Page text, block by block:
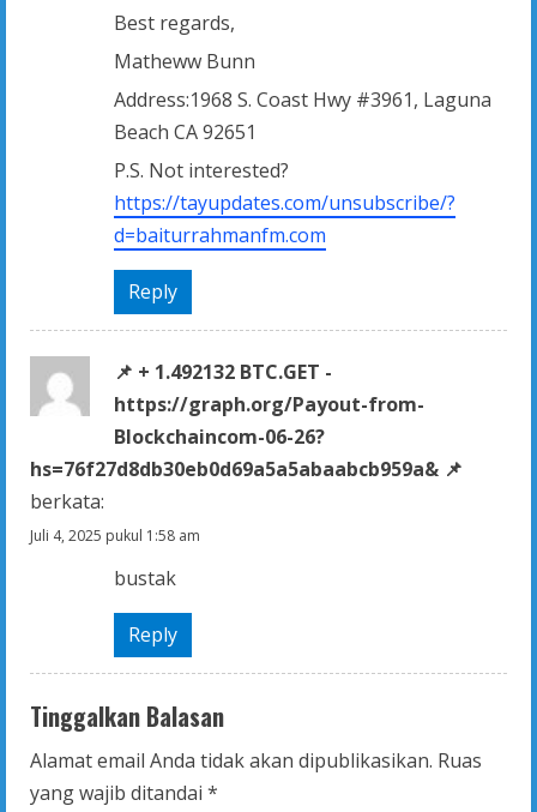
Best regards,
Matheww Bunn
Address:1968 S. Coast Hwy #3961, Laguna
Beach CA 92651
P.S. Not interested?
https://tayupdates.com/unsubscribe/?
d=baiturrahmanfm.com
Reply
📌 + 1.492132 BTC.GET -
https://graph.org/Payout-from-
Blockchaincom-06-26?
hs=76f27d8db30eb0d69a5a5abaabcb959a& 📌
berkata:
Juli 4, 2025 pukul 1:58 am
bustak
Reply
Tinggalkan Balasan
Alamat email Anda tidak akan dipublikasikan. Ruas
yang wajib ditandai *